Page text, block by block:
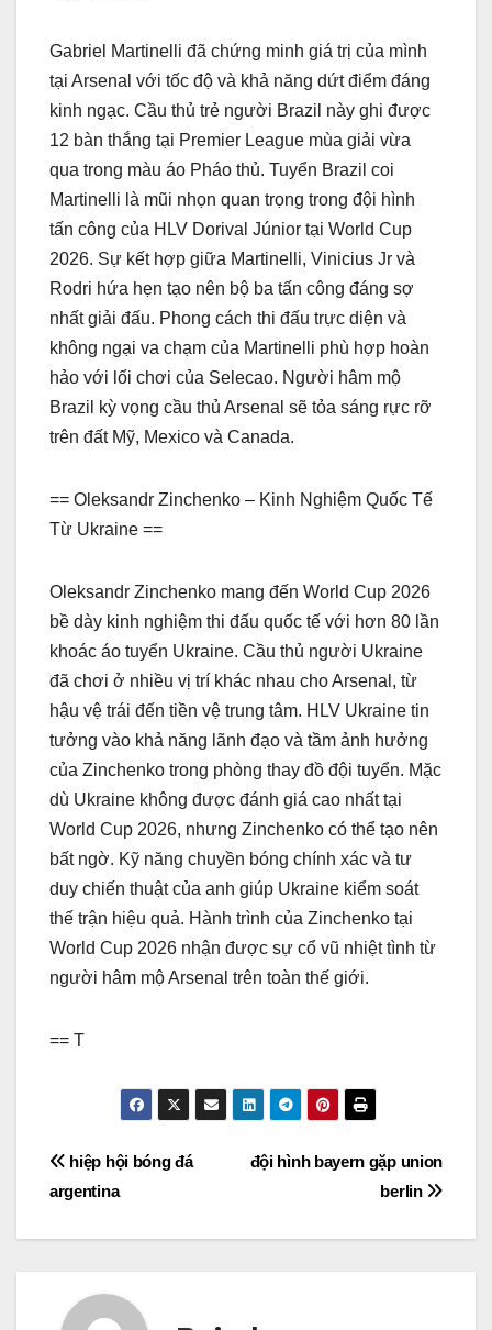
Gabriel Martinelli đã chứng minh giá trị của mình
tại Arsenal với tốc độ và khả năng dứt điểm đáng
kinh ngạc. Cầu thủ trẻ người Brazil này ghi được
12 bàn thắng tại Premier League mùa giải vừa
qua trong màu áo Pháo thủ. Tuyển Brazil coi
Martinelli là mũi nhọn quan trọng trong đội hình
tấn công của HLV Dorival Júnior tại World Cup
2026. Sự kết hợp giữa Martinelli, Vinicius Jr và
Rodri hứa hẹn tạo nên bộ ba tấn công đáng sợ
nhất giải đấu. Phong cách thi đấu trực diện và
không ngại va chạm của Martinelli phù hợp hoàn
hảo với lối chơi của Selecao. Người hâm mộ
Brazil kỳ vọng cầu thủ Arsenal sẽ tỏa sáng rực rỡ
trên đất Mỹ, Mexico và Canada.
== Oleksandr Zinchenko – Kinh Nghiệm Quốc Tế
Từ Ukraine ==
Oleksandr Zinchenko mang đến World Cup 2026
bề dày kinh nghiệm thi đấu quốc tế với hơn 80 lần
khoác áo tuyển Ukraine. Cầu thủ người Ukraine
đã chơi ở nhiều vị trí khác nhau cho Arsenal, từ
hậu vệ trái đến tiền vệ trung tâm. HLV Ukraine tin
tưởng vào khả năng lãnh đạo và tầm ảnh hưởng
của Zinchenko trong phòng thay đồ đội tuyển. Mặc
dù Ukraine không được đánh giá cao nhất tại
World Cup 2026, nhưng Zinchenko có thể tạo nên
bất ngờ. Kỹ năng chuyền bóng chính xác và tư
duy chiến thuật của anh giúp Ukraine kiểm soát
thế trận hiệu quả. Hành trình của Zinchenko tại
World Cup 2026 nhận được sự cổ vũ nhiệt tình từ
người hâm mộ Arsenal trên toàn thế giới.
== T
Điều
hướng
viết
đội hình bayern gặp union
berlin
hiệp hội bóng đá
argentina